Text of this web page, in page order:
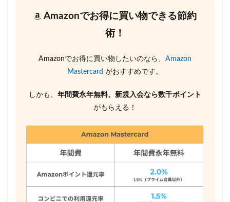
Amazonでお得に買い物できる節約
術！
Amazonでお得に買い物したいのなら、 Amazon
Mastercard がおすすめです。
しかも、 年間費永年無料、新規入会なら数千ポイント
がもらえる！